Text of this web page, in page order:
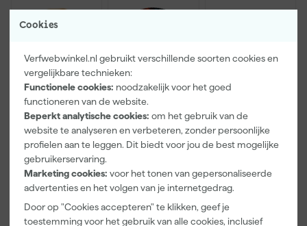
Cookies
Verfwebwinkel.nl gebruikt verschillende soorten cookies en
vergelijkbare technieken:
Functionele cookies: noodzakelijk voor het goed
functioneren van de website.
Beperkt analytische cookies: om het gebruik van de
website te analyseren en verbeteren, zonder persoonlijke
profielen aan te leggen. Dit biedt voor jou de best mogelijke
gebruikerservaring.
Marketing cookies: voor het tonen van gepersonaliseerde
advertenties en het volgen van je internetgedrag.
Door op "Cookies accepteren" te klikken, geef je
toestemming voor het gebruik van alle cookies, inclusief
Paintura
Lucamax
Washi tape -
50mx24mm
Zaterdag
bezorgd
Adviesprijs 6,00
Farrow & Ball
F&B
Kleurenwaaie
bezorgd
Go!Paint Roll
And Go
Verfemmer -
18cm Roller -
Inzetemmers
en deksel
bezorgd